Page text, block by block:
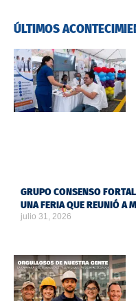
ÚLTIMOS
GRUPO CONSENSO
UNA FERIA QUE REUNIÓ A
julio 31, 2026